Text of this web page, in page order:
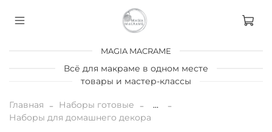
MAGIA MACRAME
Всё для макраме в одном месте
товары и мастер-классы
Главная Наборы готовые
...
Наборы для домашнего декора